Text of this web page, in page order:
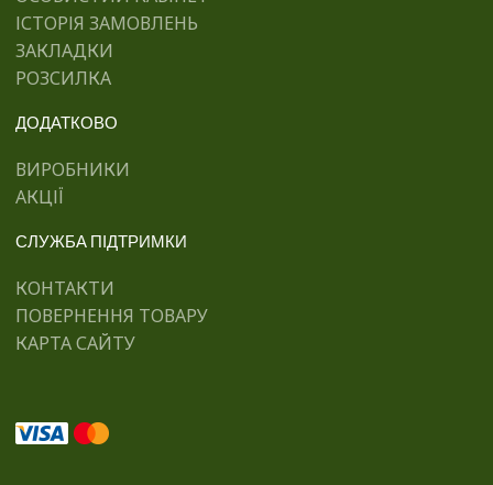
ІСТОРІЯ ЗАМОВЛЕНЬ
ЗАКЛАДКИ
РОЗСИЛКА
ДОДАТКОВО
ВИРОБНИКИ
АКЦІЇ
СЛУЖБА ПІДТРИМКИ
КОНТАКТИ
ПОВЕРНЕННЯ ТОВАРУ
КАРТА САЙТУ